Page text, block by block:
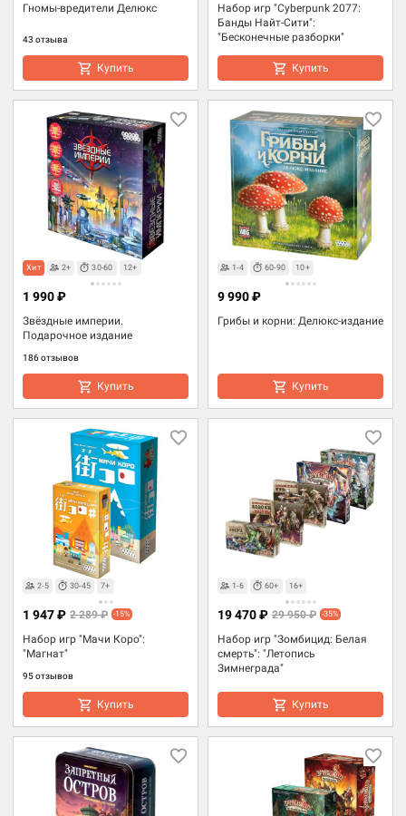
Гномы-вредители Делюкс
43 отзыва
Купить
Набор игр "Cyberpunk 2077:
Банды Найт-Сити":
"Бесконечные разборки"
Купить
Хит 2+ 30-60 12+
Звёздные империи.
Подарочное издание
186 отзывов
1 990 ₽
Купить
1-4 60-90 10+
Грибы и корни: Делюкс-издание
9 990 ₽
Купить
2-5 30-45 7+
Набор игр "Мачи Коро":
"Магнат"
95 отзывов
1 947 ₽ 2 289 ₽ -15%
Купить
1-6 60+ 16+
Набор игр "Зомбицид: Белая
смерть": "Летопись
Зимнеграда"
19 470 ₽ 29 950 ₽ -35%
Купить